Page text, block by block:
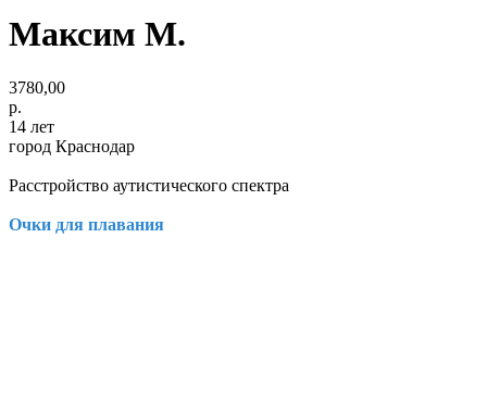
Максим М.
3780,00
р.
14 лет
город Краснодар
Расстройство аутистического спектра
Очки для плавания